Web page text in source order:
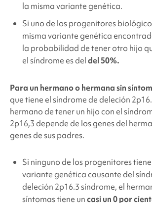
la misma variante genética.
Si uno de los progenitores
misma variante genética
la probabilidad de tener otro hijo
el síndrome es deldel 50%.
Para un hermano o hermana sin
que tiene elsíndrome de deleción
hermano de tener un hijo con el
2p16,3 depende de los genes del
genes de sus padres.
Si ninguno de los progenitores
variante genética causante del
deleción 2p16.3síndrome, el
síntomas tiene uncasi un 0 por